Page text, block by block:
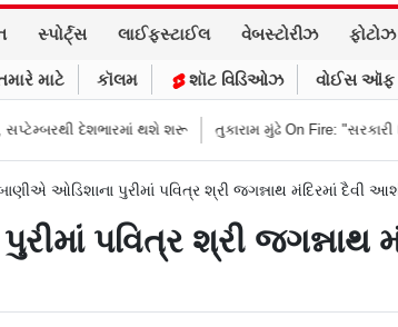
સ્પોર્ટ્સ લાઈફસ્ટાઈલ વેબસ્ટોરીઝ ફોટોઝ
માટે કૉલમ શૉટ વિડિઓઝ વોઈસ
દેશભારમાં થશે શરૂ તુકારામ મુંઢે On Fire: "સરકારી નિયમો
ઓડિશાના પુરીમાં પવિત્ર શ્રી જગન્નાથ મંદિરમાં દૈવી
પવિત્ર શ્રી જગન્નાથ